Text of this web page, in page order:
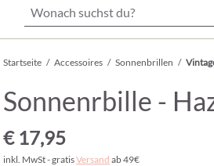
Startseite / Accessoires / Sonnenbrillen /
Sonnenrbille -
€ 17,95
inkl. MwSt - gratisVersand ab 49€